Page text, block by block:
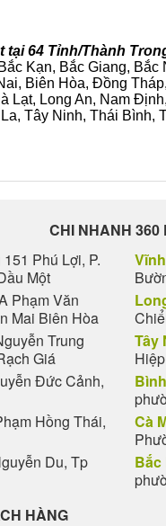
64 Tỉnh/Thành
Kạn, Bắc Giang,
Biên Hòa, Đồng
Long An, Nam
Tây Ninh, Thái
CHI NHANH 360
Phú Lợi, P.
Một
Phạm Văn
Mai Biên Hòa
Trung
Giá
Đức Cảnh,
Hồng Thái,
Du, Tp
Tây
Cà
Bắc
HÀNG